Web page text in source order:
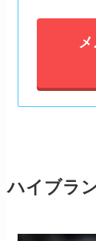
ハイブラ